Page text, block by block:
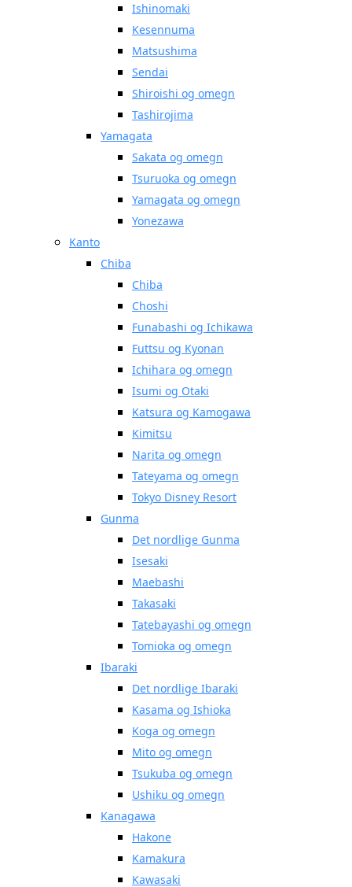
Ishinomaki
Kesennuma
Matsushima
Sendai
Shiroishi og omegn
Tashirojima
Yamagata
Sakata og omegn
Tsuruoka og omegn
Yamagata og omegn
Yonezawa
Kanto
Chiba
Chiba
Choshi
Funabashi og Ichikawa
Futtsu og Kyonan
Ichihara og omegn
Isumi og Otaki
Katsura og Kamogawa
Kimitsu
Narita og omegn
Tateyama og omegn
Tokyo Disney Resort
Gunma
Det nordlige Gunma
Isesaki
Maebashi
Takasaki
Tatebayashi og omegn
Tomioka og omegn
Ibaraki
Det nordlige Ibaraki
Kasama og Ishioka
Koga og omegn
Mito og omegn
Tsukuba og omegn
Ushiku og omegn
Kanagawa
Hakone
Kamakura
Kawasaki